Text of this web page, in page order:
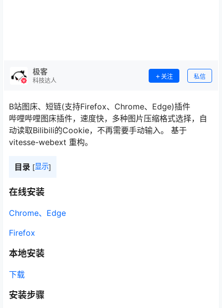
极客
科技达人
关注 私信
B站图床、短链(支持Firefox、Chrome、Edge)插件
哔哩哔哩图床插件，速度快，多种图片压缩格式选择，自
动读取Bilibili的Cookie，不再需要手动输入。 基于
vitesse-webext 重构。
目录 [显示]
在线安装
Chrome、Edge
Firefox
本地安装
下载
安装步骤